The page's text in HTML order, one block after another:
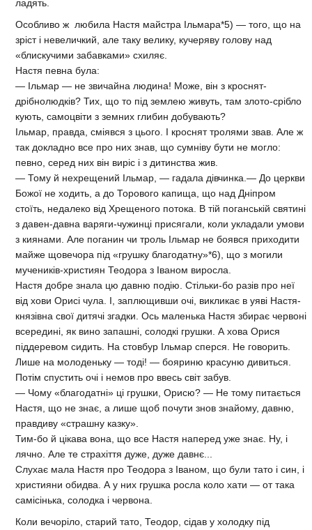
ладять.
Особливо ж любила Настя майстра Ільмара*5) — того, що на
зріст і невеличкий, але таку велику, кучеряву голову над
«блискучими забавками» схиляє.
Настя певна була:
— Ільмар — не звичайна людина! Може, він з кроснят-
дрібнолюдків? Тих, що то під землею живуть, там злото-срібло
кують, самоцвіти з земних глибин добувають?
Ільмар, правда, сміявся з цього. І кроснят тролями звав. Але ж
так докладно все про них знав, що сумніву бути не могло:
певно, серед них він виріс і з дитинства жив.
— Тому й нехрещений Ільмар, — гадала дівчинка.— До церкви
Божої не ходить, а до Торового капища, що над Дніпром
стоїть, недалеко від Хрещеного потока. В тій поганській святині
з давен-давна варяги-чужинці присягали, коли укладали умови
з киянами. Але поганин чи троль Ільмар не боявся приходити
майже щовечора під «грушку благодатну»*6), що з могили
мучеників-християн Теодора з Іваном виросла.
Настя добре знала цю давню подію. Стільки-бо разів про неї
від хови Орисі чула. І, заплющивши очі, викликає в уяві Настя-
князівна свої дитячі згадки. Ось маленька Настя збирає червоні
всередині, як вино запашні, солодкі грушки. А хова Орися
піддеревом сидить. На стовбур Ільмар сперся. Не говорить.
Лише на молоденьку — тоді! — бояриню красуню дивиться.
Потім спустить очі і немов про ввесь світ забув.
— Чому «благодатні» ці грушки, Орисю? — Не тому питається
Настя, що не знає, а лише щоб почути знов знайому, давню,
правдиву «страшну казку».
Тим-бо й цікава вона, що все Настя наперед уже знає. Ну, і
лячно. Але те страхіття дуже, дуже давнє...
Слухає мала Настя про Теодора з Іваном, що були тато і син, і
християни обидва. А у них грушка росла коло хати — от така
самісінька, солодка і червона.
Коли вечоріло, старий тато, Теодор, сідав у холодку під